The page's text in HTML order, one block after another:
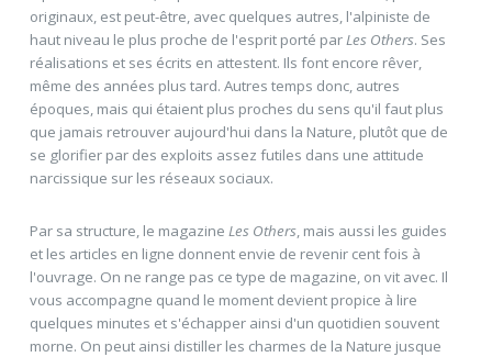
originaux, est peut-être, avec quelques autres, l'alpiniste de
haut niveau le plus proche de l'esprit porté parLes Others. Ses
réalisations et ses écrits en attestent. Ils font encore rêver,
même des années plus tard. Autres temps donc, autres
époques, mais qui étaient plus proches du sens qu'il faut plus
que jamais retrouver aujourd'hui dans la Nature, plutôt que de
se glorifier par des exploits assez futiles dans une attitude
narcissique sur les réseaux sociaux.
Par sa structure, le magazine Les Others, mais aussi les guides
et les articles en ligne donnent envie de revenir cent fois à
l'ouvrage. On ne range pas ce type de magazine, on vit avec. Il
vous accompagne quand le moment devient propice à lire
quelques minutes et s'échapper ainsi d'un quotidien souvent
morne. On peut ainsi distiller les charmes de la Nature jusque